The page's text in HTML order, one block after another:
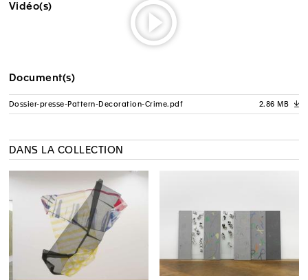
Vidéo(s)
Document(s)
Dossier-presse-Pattern-Decoration-Crime.pdf A
2.86 MB
DANS LA COLLECTION